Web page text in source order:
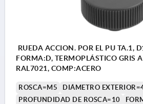
RUEDA ACCION. POR EL PU TA.1,
FORMA:D, TERMOPLÁSTICO GRIS
RAL7021, COMP:ACERO
ROSCA=M5
DIÁMETRO
PROFUNDIDAD DE ROSCA=10